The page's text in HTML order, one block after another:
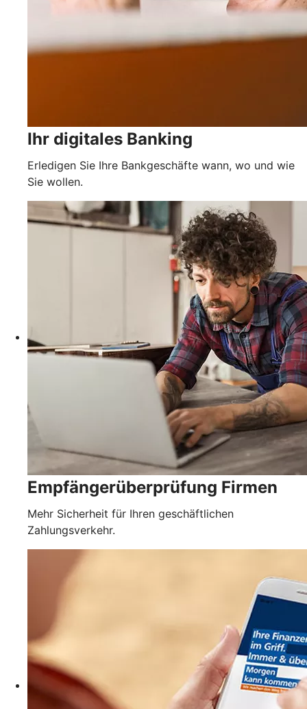
Ihr digitales Banking
Erledigen Sie Ihre Bankgeschäfte wann, wo und wie
Sie wollen.
Empfängerüberprüfung Firmen
Mehr Sicherheit für Ihren geschäftlichen
Zahlungsverkehr.